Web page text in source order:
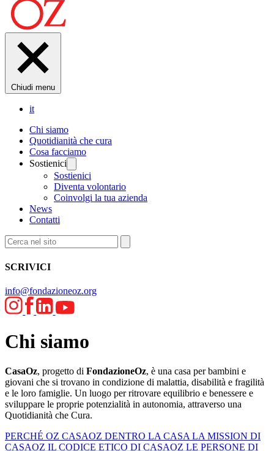
Chiudi menu
it
Chi siamo
Quotidianità che cura
Cosa facciamo
Sostienici
Sostienici
Diventa volontario
Coinvolgi la tua azienda
News
Contatti
SCRIVICI
info@fondazioneoz.org
Chi siamo
CasaOz, progetto di FondazioneOz, è una casa per bambini e
giovani che si trovano in condizione di malattia, disabilità e fragilità
e le loro famiglie. Un luogo per ritrovare equilibrio e benessere e
sviluppare le proprie potenzialità in autonomia, attraverso una
Quotidianità che Cura.
PERCHÉ OZ CASAOZ DENTRO LA CASA LA MISSION DI
CASAOZ IL CODICE ETICO DI CASAOZ LE PERSONE DI